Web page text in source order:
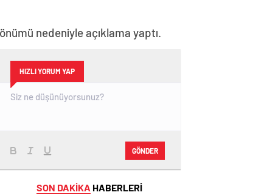
nedeniyle açıklama yaptı.
HIZLI YORUM YAP
GÖNDER
SON DAKİKA HABERLERİ